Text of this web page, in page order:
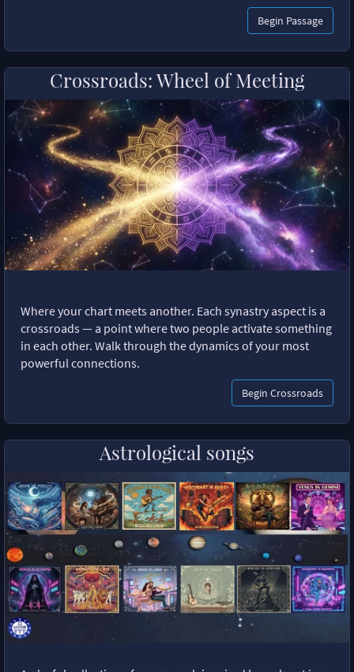
Begin Passage
Crossroads: Wheel of Meeting
Where your chart meets another. Each synastry aspect is a
crossroads — a point where two people activate something
in each other. Walk through the dynamics of your most
powerful connections.
Begin Crossroads
Astrological songs